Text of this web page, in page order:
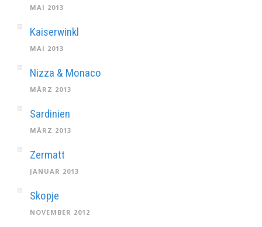
MAI 2013
Kaiserwinkl
MAI 2013
Nizza & Monaco
MÄRZ 2013
Sardinien
MÄRZ 2013
Zermatt
JANUAR 2013
Skopje
NOVEMBER 2012